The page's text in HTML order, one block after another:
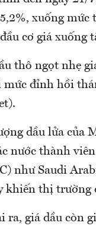
xuống mức
cơ giá xuống
thô ngọt nhẹ
mức đỉnh hồi
dầu lửa của
nước thành
như Saudi
khiến thị trường
ra, giá dầu còn